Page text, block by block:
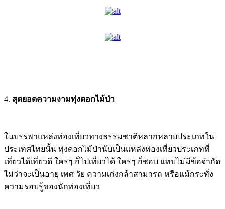
4. สุดยอดความงามทุ่งดอกไม้ป่า
ในบรรพาแหล่งท่องเที่ยวทางธรรมชาติหลากหลายประเภทใน
ประเทศไทยนั้น ทุ่งดอกไม้ป่านับเป็นแหล่งท่องเที่ยวประเภทที่
เที่ยวได้เที่ยวดี ใครๆ ก็ไปเที่ยวได้ ใครๆ ก็ชอบ แทบไม่มีข้อจำกัด
ไม่ว่าจะเป็นอายุ เพศ วัย ความเก่งกล้าสามารถ หรือแม้กระทั่ง
ความรอบรู้ของนักท่องเที่ยว